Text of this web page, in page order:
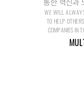
WE WILL
TO HELP
COMPANIES IN